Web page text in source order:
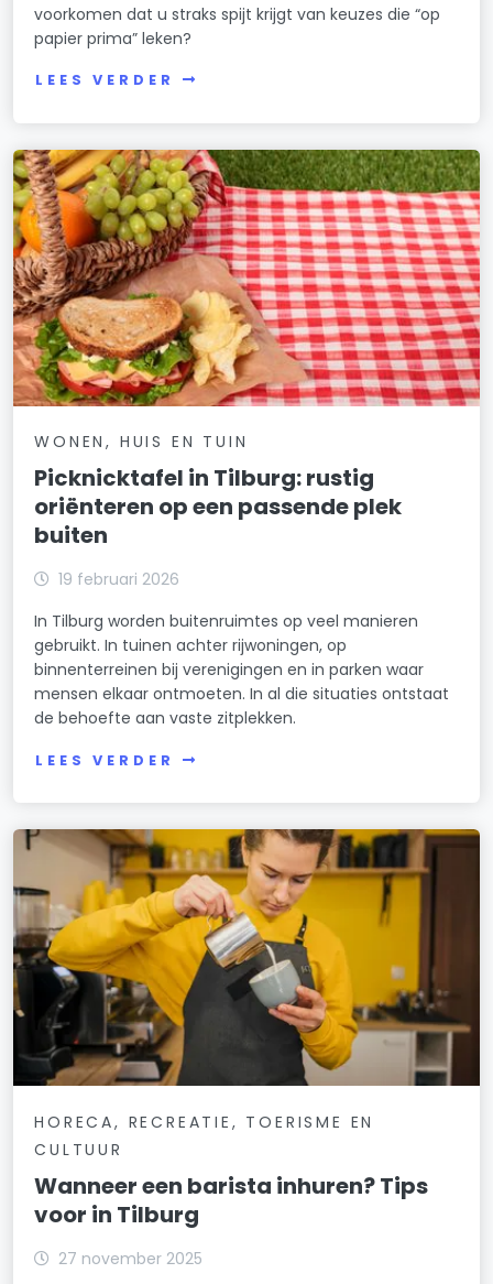
voorkomen dat u straks spijt krijgt van keuzes die “op
papier prima” leken?
LEES VERDER
WONEN, HUIS EN TUIN
Picknicktafel in Tilburg: rustig
oriënteren op een passende plek
buiten
19 februari 2026
In Tilburg worden buitenruimtes op veel manieren
gebruikt. In tuinen achter rijwoningen, op
binnenterreinen bij verenigingen en in parken waar
mensen elkaar ontmoeten. In al die situaties ontstaat
de behoefte aan vaste zitplekken.
LEES VERDER
HORECA, RECREATIE, TOERISME EN
CULTUUR
Wanneer een barista inhuren? Tips
voor in Tilburg
27 november 2025